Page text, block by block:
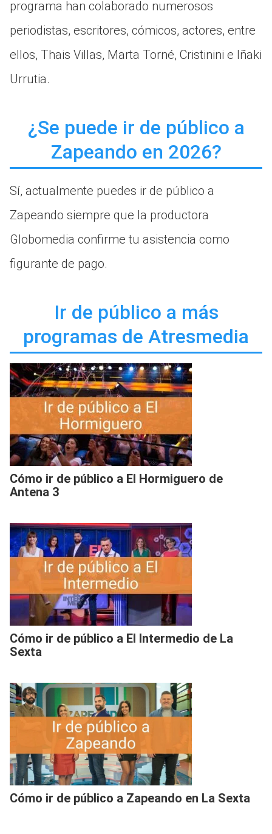
programa han colaborado numerosos
periodistas, escritores, cómicos, actores, entre
ellos, Thais Villas, Marta Torné, Cristinini e Iñaki
Urrutia.
¿Se puede ir de público a
Zapeando en 2026?
Sí, actualmente puedes ir de público a
Zapeando siempre que la productora
Globomedia confirme tu asistencia como
figurante de pago.
Ir de público a más
programas de Atresmedia
Cómo ir de público a El Hormiguero de
Antena 3
Cómo ir de público a El Intermedio de La
Sexta
Cómo ir de público a Zapeando en La Sexta